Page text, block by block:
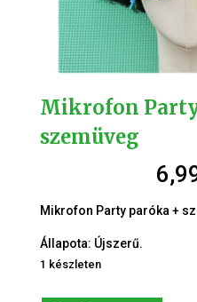
Mikrofon
szemüveg
Mikrofon Party paróka +
Állapota: Újszerű.
1 készleten